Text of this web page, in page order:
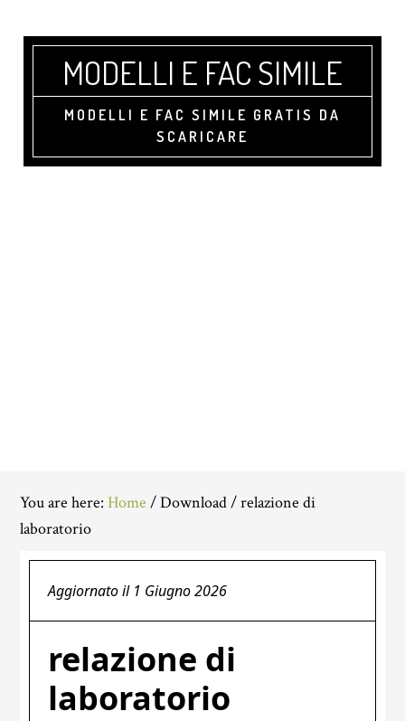
primary
footer
MODELLI E FAC SIMILE
MODELLI E FAC SIMILE GRATIS DA
SCARICARE
You are here:Home /Download/relazione di
laboratorio
Aggiornato il 1 Giugno 2026
relazione di
laboratorio